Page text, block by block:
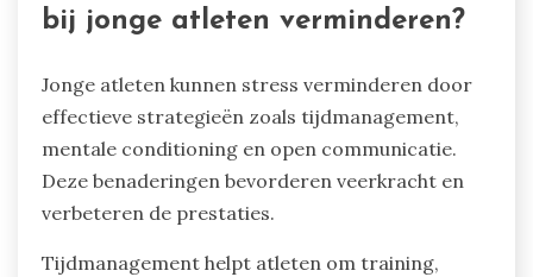
bij jonge atleten verminderen?
Jonge atleten kunnen stress verminderen door
effectieve strategieën zoals tijdmanagement,
mentale conditioning en open communicatie.
Deze benaderingen bevorderen veerkracht en
verbeteren de prestaties.
Tijdmanagement helpt atleten om training,